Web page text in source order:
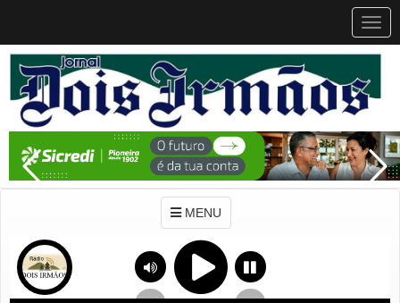
MENU